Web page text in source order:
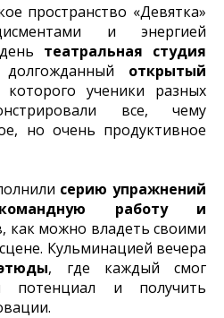
пространство «Девятка»
и энергией
театральная студия
открытый
ученики разных
все, чему
но очень продуктивное
серию упражнений
работу и
как можно владеть своими
Кульминацией вечера
, где каждый смог
потенциал и получить